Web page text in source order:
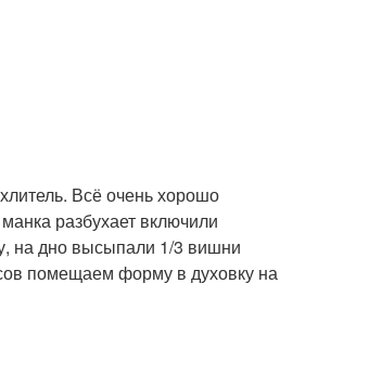
Всё очень хорошо
разбухает включили
на дно высыпали 1/3 вишни
помещаем форму в духовку на